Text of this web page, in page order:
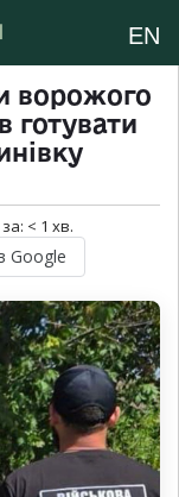
EN
ворожого
готувати
< 1 хв.
Google